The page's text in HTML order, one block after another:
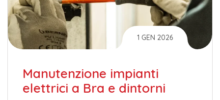
1 GEN 2026
Manutenzione impianti
elettrici a Bra e dintorni